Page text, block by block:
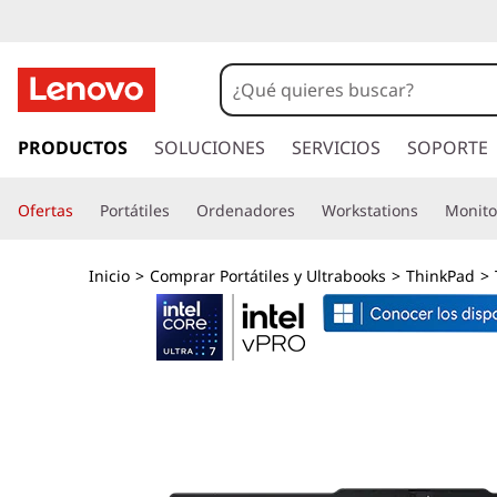
h
n
k
r
c
PRODUCTOS SOLUCIONES SERVICIOS SOPORTE
Ofertas Portátiles Ordenadores Workstations
Inicio > Comprar Portátiles y Ultrabooks > ThinkPad >